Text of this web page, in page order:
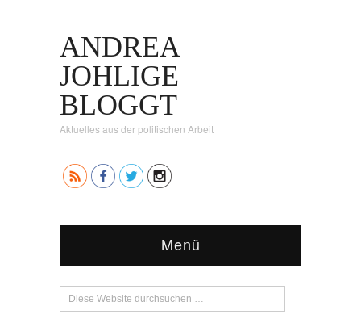
ANDREA
JOHLIGE
BLOGGT
Aktuelles aus der politischen Arbeit
Menü